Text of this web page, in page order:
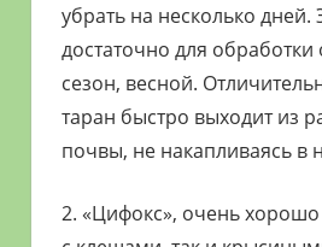
убрать на несколько дней.
достаточно для обработки
сезон, весной.
таран быстро выходит из
почвы, не накапливаясь в
2. «Цифокс», очень хорошо